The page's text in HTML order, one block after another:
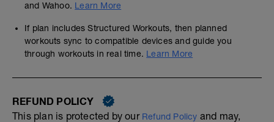
and Wahoo. Learn More
If plan includes Structured Workouts, then planned
workouts sync to compatible devices and guide you
through workouts in real time. Learn More
REFUND POLICY
This plan is protected by our Refund Policy and may,